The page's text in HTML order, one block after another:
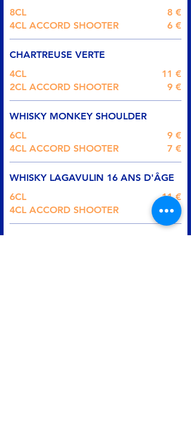
8CL
8 €
4CL ACCORD SHOOTER
6 €
CHARTREUSE VERTE
4CL
11 €
2CL ACCORD SHOOTER
9 €
WHISKY MONKEY SHOULDER
6CL
9 €
4CL ACCORD SHOOTER
7 €
WHISKY LAGAVULIN 16 ANS D'ÂGE
6CL
11 €
4CL ACCORD SHOOTER
9 €